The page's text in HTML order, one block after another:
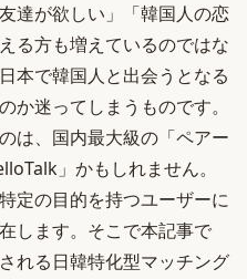
達が欲しい」「韓国人の恋
る方も増えているのではな
本で韓国人と出会うとなる
か迷ってしまうものです。
は、国内最大級の「ペアー
」かもしれません。
定の目的を持つユーザーに
します。そこで本記事で
れる日韓特化型マッチング